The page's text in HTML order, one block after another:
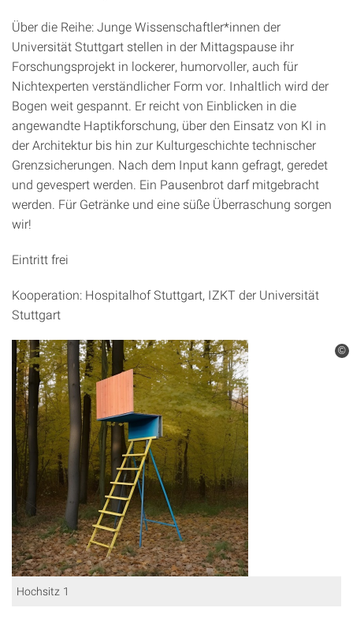
Über die Reihe: Junge Wissenschaftler*innen der
Universität Stuttgart stellen in der Mittagspause ihr
Forschungsprojekt in lockerer, humorvoller, auch für
Nichtexperten verständlicher Form vor. Inhaltlich wird der
Bogen weit gespannt. Er reicht von Einblicken in die
angewandte Haptikforschung, über den Einsatz von KI in
der Architektur bis hin zur Kulturgeschichte technischer
Grenzsicherungen. Nach dem Input kann gefragt, geredet
und gevespert werden. Ein Pausenbrot darf mitgebracht
werden. Für Getränke und eine süße Überraschung sorgen
wir!
Eintritt frei
Kooperation: Hospitalhof Stuttgart, IZKT der Universität
Stuttgart
©
Hochsitz 1